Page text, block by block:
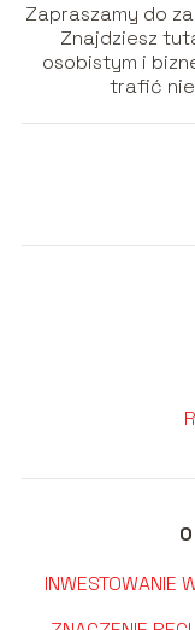
Zapraszamy do
Znajdziesz
osobistym i
trafić nie
INWESTOWANIE